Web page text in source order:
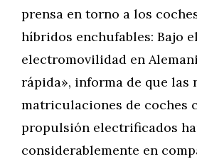
prensa en torno a los
híbridos enchufables: Bajo
electromovilidad en
rápida», informa de que las
matriculaciones de coches
propulsión electrificados
considerablemente en